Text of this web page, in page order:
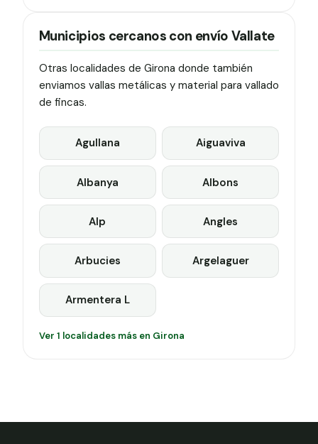
Municipios cercanos con envío Vallate
Otras localidades de Girona donde también
enviamos vallas metálicas y material para vallado
de fincas.
Agullana Aiguaviva
Albanya Albons
Alp Angles
Arbucies Argelaguer
Armentera L
Ver 1 localidades más en Girona